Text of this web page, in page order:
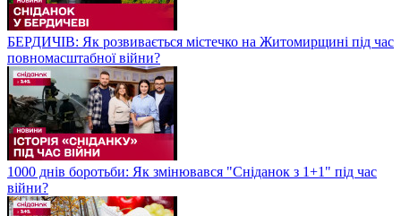
БЕРДИЧІВ: Як розвивається містечко на Житомирщині під час
повномасштабної війни?
1000 днів боротьби: Як змінювався "Сніданок з 1+1" під час
війни?